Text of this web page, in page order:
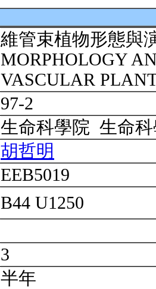
維管束植物形態與
MORPHOLOGY
VASCULAR
97-2
生命科學院 生命
胡哲明
EEB5019
B44 U1250
3
半年